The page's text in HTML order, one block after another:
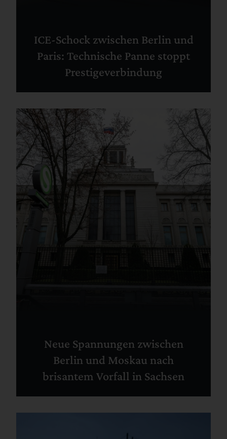
ICE-Schock zwischen Berlin und
Paris: Technische Panne stoppt
Prestigeverbindung
Neue Spannungen zwischen
Berlin und Moskau nach
brisantem Vorfall in Sachsen